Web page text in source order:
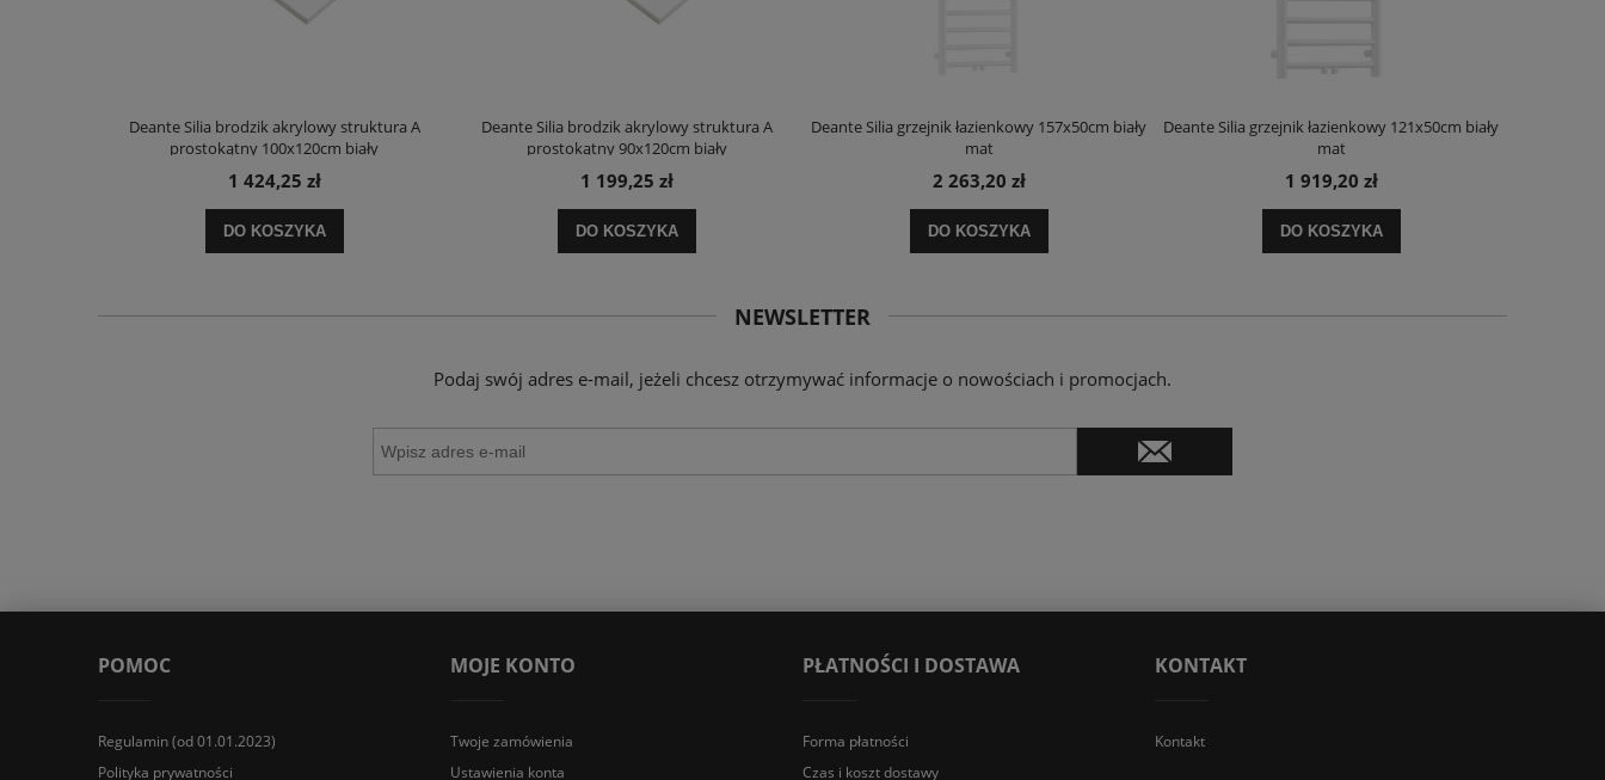
Deante Silia brodzik akrylowy struktura A
prostokątny 100x120cm biały
1 424,25 zł
DO KOSZYKA
Deante Silia brodzik akrylowy struktura A
prostokątny 90x120cm biały
1 199,25 zł
DO KOSZYKA
Deante Silia grzejnik łazienkowy 157x50cm biały
mat
2 263,20 zł
DO KOSZYKA
Deante Silia grzejnik łazienkowy 121x50cm biały
mat
1 919,20 zł
DO KOSZYKA
NEWSLETTER
Podaj swój adres e-mail, jeżeli chcesz otrzymywać informacje o nowościach i promocjach.
POMOC
Regulamin (od 01.01.2023)
Polityka prywatności
MOJE KONTO
Twoje zamówienia
Ustawienia konta
PŁATNOŚCI I DOSTAWA
Forma płatności
Czas i koszt dostawy
KONTAKT
Kontakt